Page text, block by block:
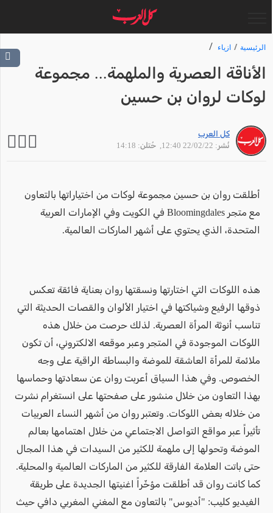
الرئيسية ازياء
الأناقة العصرية والملهمة... مجموعة
لوكات لروان بن حسين
كل العرب
نُشر: 22/02/22 12:40
, حُتلن: 14:18
أطلقت روان بن حسين مجموعة لوكات من اختياراتها بالتعاون
مع متجر Bloomingdales في الكويت وفي الإمارات العربية
المتحدة، الذي يحتوي على أشهر الماركات العالمية.
هذه اللوكات التي اختارتها ونسقتها روان بعناية فائقة تعكس
ذوقها الرفيع وشياكتها في اختيار الألوان والقصات الحديثة التي
تناسب أنوثة المرأة العصرية. لذلك حرصت من خلال هذه
اللوكات الموجودة في المتجر وعبر موقعه الالكتروني، أن تكون
ملائمة للمرأة العاشقة للموضة والبساطة الراقية على وجه
الخصوص. وفي هذا السياق أعربت روان عن سعادتها وحماسها
بهذا التعاون من خلال منشور على صفحتها على انستغرام نشرت
من خلاله بعض اللوكات. وتعتبر روان من أشهر النساء العربيات
تأثيراً عبر مواقع التواصل الاجتماعي من خلال اهتمامها بعالم
الموضة وتحولها إلى ملهمة للكثير من السيدات في هذا المجال
حتى باتت العلامة الفارقة للكثير من الماركات العالمية والمحلية.
كما كانت روان قد أطلقت مؤخّراً اغنيتها الجديدة على طريقة
الفيديو كليب: "أديوس" بالتعاون مع المغني المغربي دافي حيث